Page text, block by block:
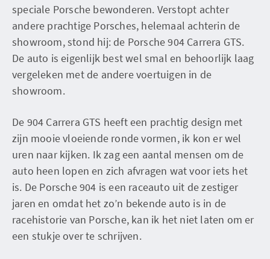
speciale Porsche bewonderen. Verstopt achter
andere prachtige Porsches, helemaal achterin de
showroom, stond hij: de Porsche 904 Carrera GTS.
De auto is eigenlijk best wel smal en behoorlijk laag
vergeleken met de andere voertuigen in de
showroom.
De 904 Carrera GTS heeft een prachtig design met
zijn mooie vloeiende ronde vormen, ik kon er wel
uren naar kijken. Ik zag een aantal mensen om de
auto heen lopen en zich afvragen wat voor iets het
is. De Porsche 904 is een raceauto uit de zestiger
jaren en omdat het zo’n bekende auto is in de
racehistorie van Porsche, kan ik het niet laten om er
een stukje over te schrijven.